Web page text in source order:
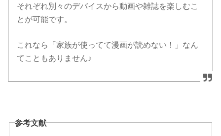
それぞれ別々のデバイスから動画や雑誌を楽しむこ
とが可能です。
これなら「家族が使ってて漫画が読めない！」なん
てこともありません♪
参考文献